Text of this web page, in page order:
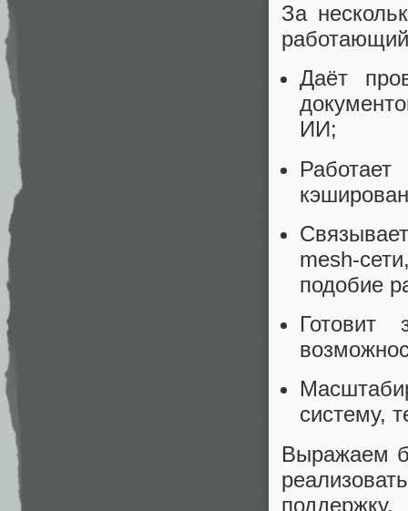
За
Даёт
ИИ;
подобие
Готовит
систему,
Выражаем